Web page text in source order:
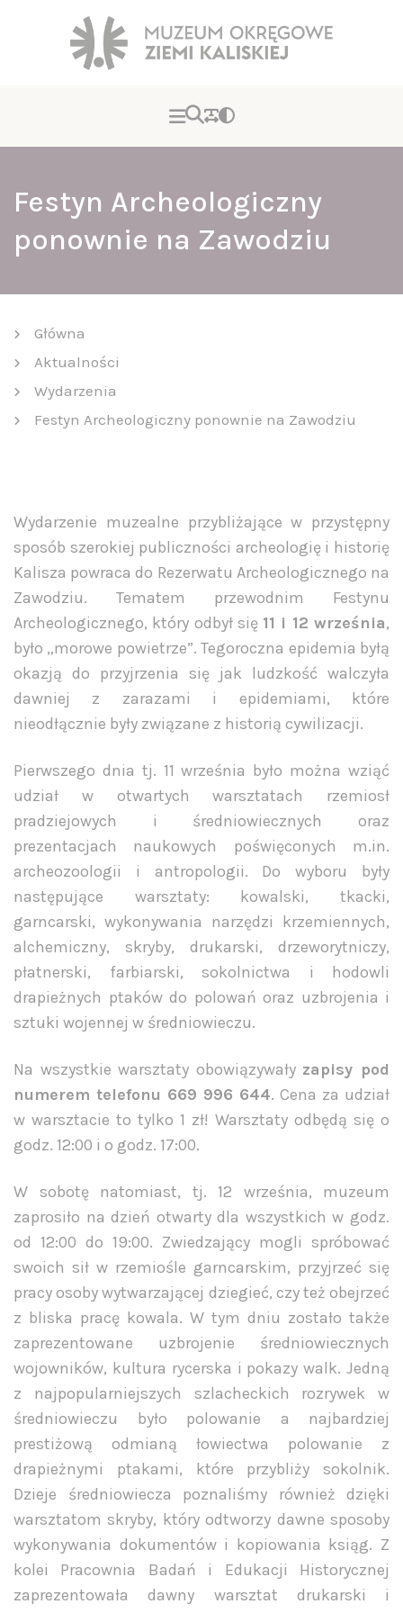
Festyn Archeologiczny
ponownie na Zawodziu
Główna
Aktualności
Wydarzenia
Festyn Archeologiczny ponownie na Zawodziu
Wydarzenie muzealne przybliżające w przystępny
sposób szerokiej publiczności archeologię i historię
Kalisza powraca do Rezerwatu Archeologicznego na
Zawodziu. Tematem przewodnim Festynu
Archeologicznego, który odbył się 11 i 12 września,
było „morowe powietrze”. Tegoroczna epidemia byłą
okazją do przyjrzenia się jak ludzkość walczyła
dawniej z zarazami i epidemiami, które
nieodłącznie były związane z historią cywilizacji.
Pierwszego dnia tj. 11 września było można wziąć
udział w otwartych warsztatach rzemiosł
pradziejowych i średniowiecznych oraz
prezentacjach naukowych poświęconych m.in.
archeozoologii i antropologii. Do wyboru były
następujące warsztaty: kowalski, tkacki,
garncarski, wykonywania narzędzi krzemiennych,
alchemiczny, skryby, drukarski, drzeworytniczy,
płatnerski, farbiarski, sokolnictwa i hodowli
drapieżnych ptaków do polowań oraz uzbrojenia i
sztuki wojennej w średniowieczu.
Na wszystkie warsztaty obowiązywały zapisy pod
numerem telefonu 669 996 644. Cena za udział
w warsztacie to tylko 1 zł! Warsztaty odbędą się o
godz. 12:00 i o godz. 17:00.
W sobotę natomiast, tj. 12 września, muzeum
zaprosiło na dzień otwarty dla wszystkich w godz.
od 12:00 do 19:00. Zwiedzający mogli spróbować
swoich sił w rzemiośle garncarskim, przyjrzeć się
pracy osoby wytwarzającej dziegieć, czy też obejrzeć
z bliska pracę kowala. W tym dniu zostało także
zaprezentowane uzbrojenie średniowiecznych
wojowników, kultura rycerska i pokazy walk. Jedną
z najpopularniejszych szlacheckich rozrywek w
średniowieczu było polowanie a najbardziej
prestiżową odmianą łowiectwa polowanie z
drapieżnymi ptakami, które przybliży sokolnik.
Dzieje średniowiecza poznaliśmy również dzięki
warsztatom skryby, który odtworzy dawne sposoby
wykonywania dokumentów i kopiowania ksiąg. Z
kolei Pracownia Badań i Edukacji Historycznej
zaprezentowała dawny warsztat drukarski i